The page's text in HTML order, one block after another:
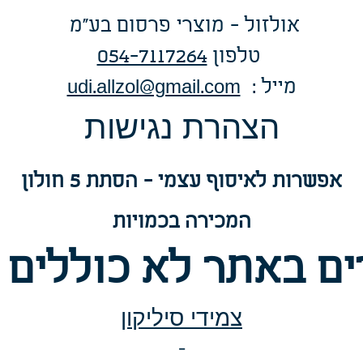
אולזול - מוצרי פרסום בע"מ
טלפון054-7117264
udi.allzol@gmail.com
: מייל
הצהרת נגישות
אפשרות לאיסוף עצמי - הסתת 5 חולון
המכירה בכמויות
באתר לא
צמידי סיליקון
-